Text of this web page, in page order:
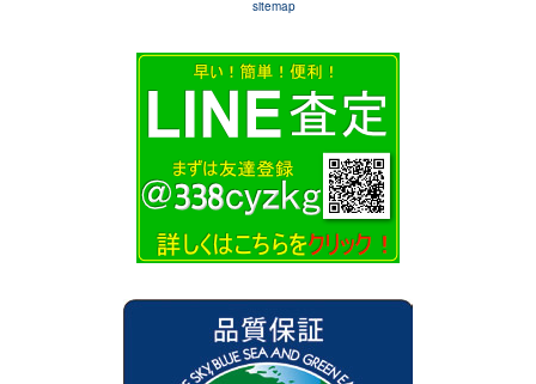
sitemap